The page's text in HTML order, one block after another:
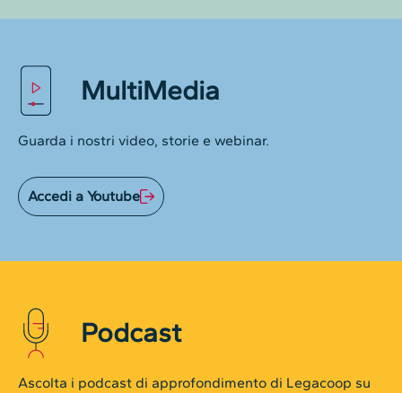
MultiMedia
Guarda i nostri video, storie e webinar.
Accedi a Youtube
Podcast
Ascolta i podcast di approfondimento di Legacoop su